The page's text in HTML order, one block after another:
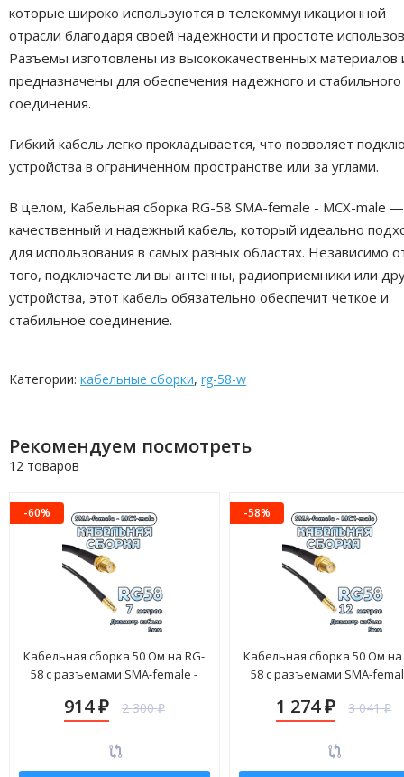
которые широко используются в телекоммуникационной
отрасли благодаря своей надежности и простоте
Разъемы изготовлены из высококачественных материалов
предназначены для обеспечения надежного и стабильного
соединения.
Гибкий кабель легко прокладывается, что позволяет
устройства в ограниченном пространстве или за углами.
В целом, Кабельная сборка RG-58 SMA-female - MCX-male
качественный и надежный кабель, который идеально
для использования в самых разных областях. Независимо
того, подключаете ли вы антенны, радиоприемники или
устройства, этот кабель обязательно обеспечит четкое и
стабильное соединение.
Категории: кабельные сборки, rg-58-w
Рекомендуем посмотреть
12 товаров
-60%
Кабельная сборка 50 Ом на RG-
58 с разъемами SMA-female -
914 ₽ 2 300₽
-58%
Кабельная сборка 50 Ом на
58 с разъемами SMA-
1 274₽ 3 041₽